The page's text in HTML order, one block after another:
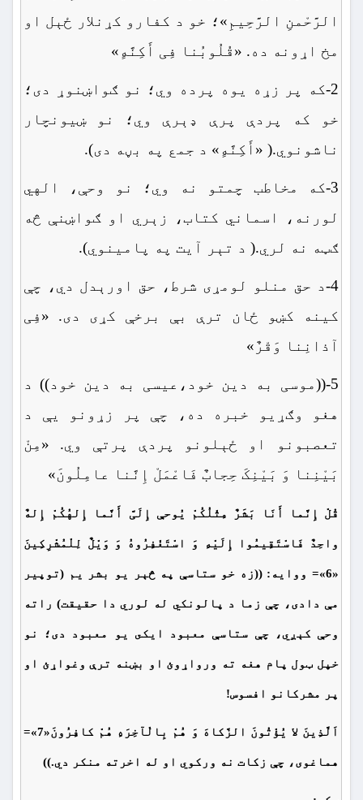
الرَّحْمنِ الرَّحِیمِ»؛ خو د کفارو کړنلار ځېل او
مخ اړونه ده. «قُلُوبُنا فِی أَکِنَّهٍ»
2-که پر زړه یوه پرده وي؛ نو ګواښنوړ دی؛
خو که پردې پرې ډېرې وي؛ نو ښیونچار
ناشونوي.( «أَکِنَّهٍ» د جمع په بڼه دی).
3-که مخاطب چمتو نه وي؛ نو وحې، الهي
لورنه، اسماني کتاب، زېري او ګواښنې څه
ګټه نه لري.( د تېر آیت په پامینوي).
4-د حق منلو لومړی شرط، حق اورېدل دي، چې
کینه کښو ځان ترې بې برخې کړی دی. «فِی
آذانِنا وَقْرٌ»
5-((موسی به دین خود،عیسی به دین خود)) د
هغو وګړیو خبره ده، چې پر زړونو یې د
تعصبونو او ځېلونو پردې پرتې وي. «مِنْ
بَیْنِنا وَ بَیْنِکَ حِجابٌ فَاعْمَلْ إِنَّنا عامِلُونَ»
قُلْ إِنَّما أَنَا بَشَرٌ مِثْلُکُمْ یُوحې إِلَیَّ أَنَّما إِلهُکُمْ إِلهٌ
واحِدٌ فَاسْتَقِیمُوا إِلَیْهِ وَ اسْتَغْفِرُوهُ وَ وَیْلٌ لِلْمُشْرِکِینَ
«6»= ووايه: ((زه خو ستاسې په څېر يو بشر يم (توپير
مې دادى، چې زما د پالونكي له لوري دا حقيقت) راته
وحې كېږي، چې ستاسې معبود ايكى يو معبود دى؛ نو
خپل ټول پام هغه ته ورواړوئ او بښنه ترې وغواړئ او
پر مشركانو افسوس!
اَلَّذِینَ لا یُؤْتُونَ الزَّکاهَ وَ هُمْ بِالْآخِرَهِ هُمْ کافِرُونَ«7»=
هماغوى، چې زكات نه وركوي او له اخرته منكر دي.))